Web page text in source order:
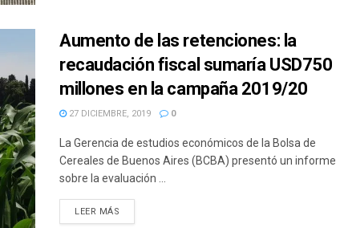
Aumento de las retenciones: la
recaudación fiscal sumaría USD750
millones en la campaña 2019/20
27 DICIEMBRE, 2019 0
La Gerencia de estudios económicos de la Bolsa de
Cereales de Buenos Aires (BCBA) presentó un informe
sobre la evaluación ...
LEER MÁS